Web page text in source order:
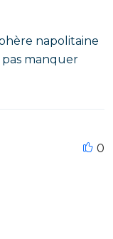
napolitaine
manquer
0